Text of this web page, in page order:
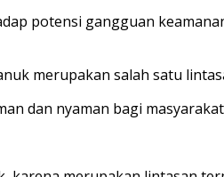
potensi gangguan
merupakan salah satu
dan nyaman bagi